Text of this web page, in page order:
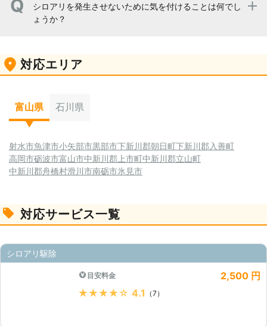
できますが、羽アリが飛び立つときには数百匹以上居るこ
ともあり、また巣の中にはそれよりも更に多いことが考え
シロアリを発生させないために気を付けることは何でし
ょうか？
湿度の高い空間と湿気を含んだ木材は、住みやすい環境と
最高の餌が揃った状態になります。そこではシロアリの食
う。定期的な換気も対策としては良いです。
対応エリア
富山県 石川県
射水市魚津市小矢部市黒部市下新川郡朝日町下新川郡入善町
高岡市砺波市富山市中新川郡上市町中新川郡立山町
中新川郡舟橋村滑川市南砺市氷見市
対応サービス一覧
シロアリ駆除
目安料金
2,500 円
★★★★★ 4.1 （7）